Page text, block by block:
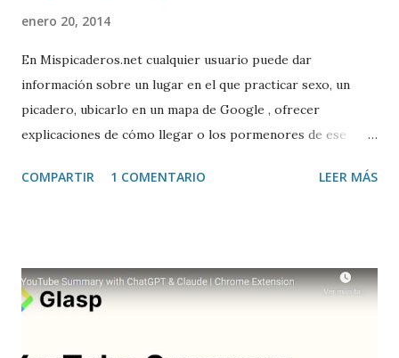
enero 20, 2014
En Mispicaderos.net cualquier usuario puede dar
información sobre un lugar en el que practicar sexo, un
picadero, ubicarlo en un mapa de Google , ofrecer
explicaciones de cómo llegar o los pormenores de ese
el creador de este portal. Descargar mp3
COMPARTIR 1 COMENTARIO LEER MÁS